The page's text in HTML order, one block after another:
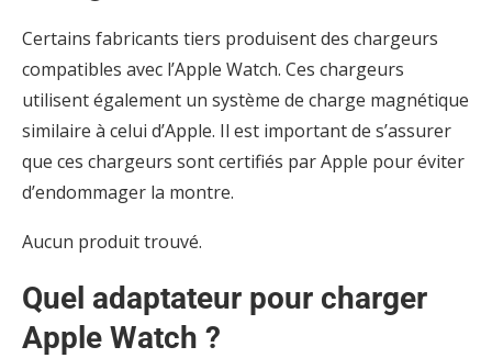
Certains fabricants tiers produisent des chargeurs
compatibles avec l’Apple Watch. Ces chargeurs
utilisent également un système de charge magnétique
similaire à celui d’Apple. Il est important de s’assurer
que ces chargeurs sont certifiés par Apple pour éviter
d’endommager la montre.
Aucun produit trouvé.
Quel adaptateur pour charger
Apple Watch ?